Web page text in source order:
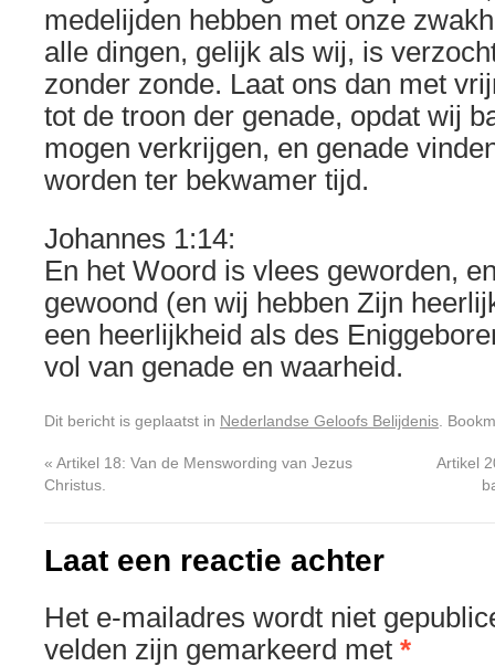
medelijden hebben met onze
alle dingen, gelijk als wij, is
zonder zonde. Laat ons dan met
tot de troon der genade, opdat wij
mogen verkrijgen, en genade
worden ter bekwamer tijd.
Johannes 1:14:
En het Woord is vlees geworden,
gewoond (en wij hebben Zijn
een heerlijkheid als des
vol van genade en waarheid.
Dit bericht is geplaatst in Nederlandse Geloofs Belijdenis .
« Artikel 18: Van de Menswording van Jezus
Christus.
Artikel
Laat een reactie achter
Het e-mailadres wordt niet
velden zijn gemarkeerd met *